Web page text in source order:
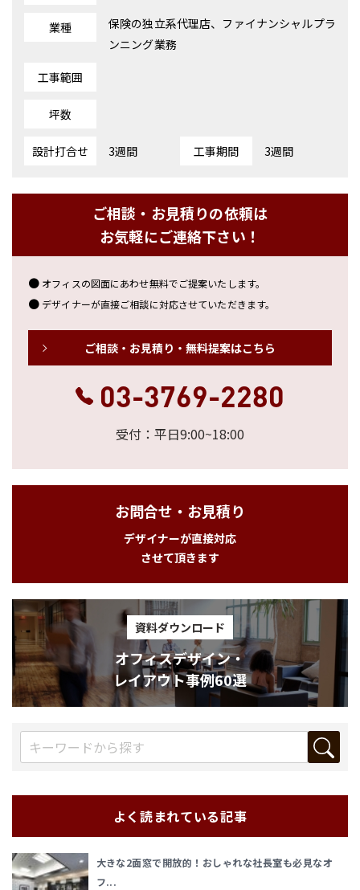
業種
保険の独立系代理店、ファイナンシャルプラ
ンニング業務
工事範囲
坪数
設計打合せ 3週間 工事期間 3週間
ご相談・お見積りの依頼は
お気軽にご連絡下さい！
オフィスの図面にあわせ無料でご提案いたします。
デザイナーが直接ご相談に対応させていただきます。
ご相談・お見積り・無料提案はこちら
03-3769-2280
受付：平日9:00~18:00
お問合せ・お見積り
デザイナーが直接対応
させて頂きます
資料ダウンロード
オフィスデザイン・
レイアウト事例60選
よく読まれている記事
大きな2面窓で開放的！おしゃれな社長室も必見なオ
フ...